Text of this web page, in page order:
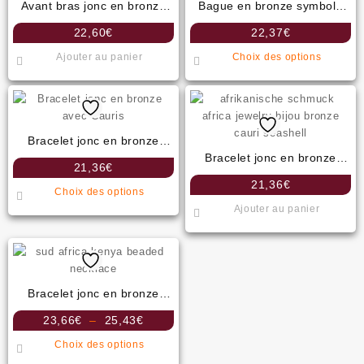
Avant bras jonc en bronze
avec Cauris
22,60€
Ajouter au panier
Bague en bronze symbole
andikra
22,37€
Choix des options
a
être
la
Bracelet jonc en bronze
avec Cauris
21,36€
Choix des options
a
plusieurs
variations.
options
peuvent
être
Bracelet jonc en bronze
avec marquage bologan
21,36€
Ajouter au panier
Bracelet jonc en bronze
avec symbole Andikra
23,66€ – 25,43€Plage
Choix des options